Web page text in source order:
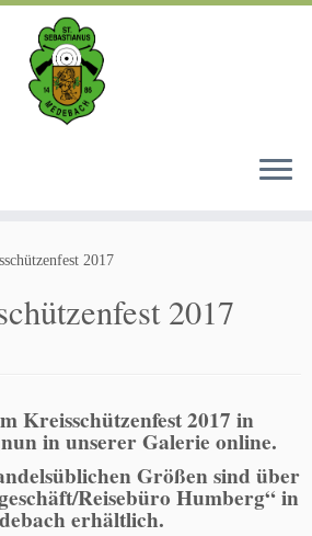
2017
2017
Kreisschützenfest 2017 in
in unserer Galerie online.
Größen sind über
Reisebüro Humberg“ in
erhältlich.